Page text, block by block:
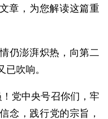
章，为您解读这篇重
仍澎湃炽热，向第二
吹响。
党中央号召你们，牢
念，践行党的宗旨，